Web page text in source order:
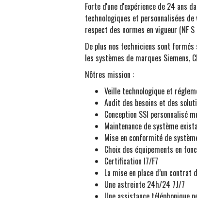
Forte d'une d'expérience de 24 ans
technologiques et personnalisées
respect des normes en vigueur (NF
De plus nos techniciens sont formés
les systèmes de marques Siemens,
Nôtres mission :
Veille technologique et
Audit des besoins et des
Conception SSI personnalisé
Maintenance de système
Mise en conformité de
Choix des équipements en
Certification I7/F7
La mise en place d’un contrat
Une astreinte 24h/24 7J/7